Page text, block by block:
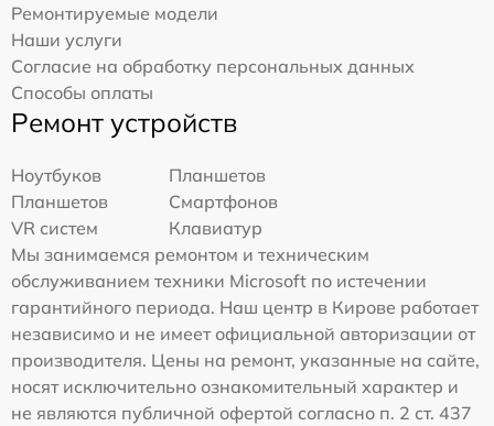
Ремонтируемые модели
Наши услуги
Согласие на обработку персональных данных
Способы оплаты
Ремонт устройств
Ноутбуков
Планшетов
Планшетов
Смартфонов
VR систем
Клавиатур
Мы занимаемся ремонтом и техническим
обслуживанием техники Microsoft по истечении
гарантийного периода. Наш центр в Кирове работает
независимо и не имеет официальной авторизации от
производителя. Цены на ремонт, указанные на сайте,
носят исключительно ознакомительный характер и
не являются публичной офертой согласно п. 2 ст. 437